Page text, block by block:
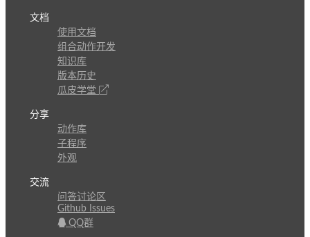
文档
使用文档
组合动作开发
知识库
版本历史
瓜皮学堂
分享
动作库
子程序
外观
交流
问答讨论区
Github Issues
QQ群